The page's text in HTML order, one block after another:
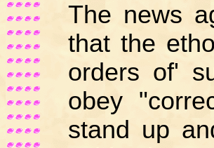
The news
that the
orders of'
obey
stand up